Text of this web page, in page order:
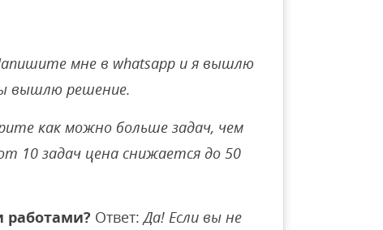
мне в whatsapp и я вышлю
вышлю решение.
как можно больше задач, чем
10 задач цена снижается до 50
Ответ:Да! Если вы не